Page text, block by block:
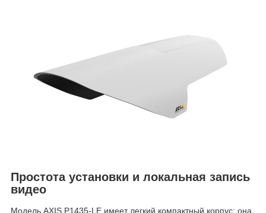
Простота установки и локальная запись
видео
Модель AXIS P1435-LE имеет легкий компактный корпус; она